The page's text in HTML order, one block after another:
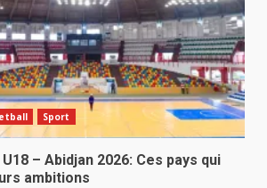
Sport
– Abidjan 2026: Ces pays qui
ambitions